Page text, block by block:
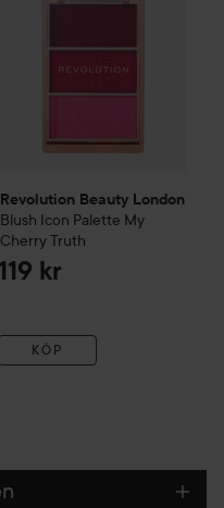
Revolution Beauty London
Blush Icon Palette My
Cherry Truth
119 kr
KÖP